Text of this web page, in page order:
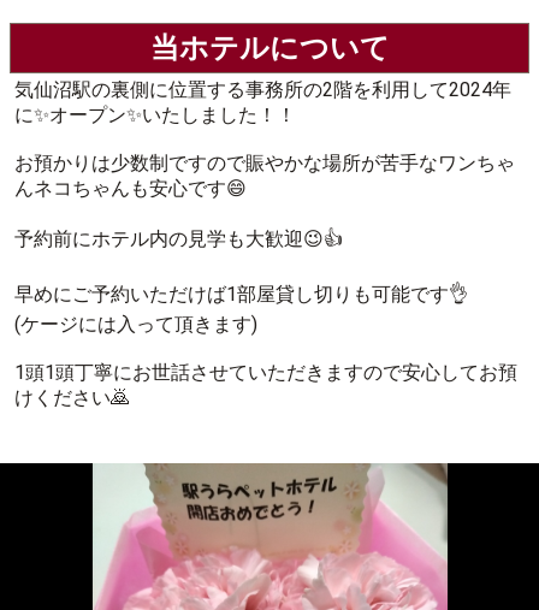
当ホテルについて
気仙沼駅の裏側に位置する事務所の2階を利用して2024年
に✨オープン✨いたしました！！
お預かりは少数制ですので賑やかな場所が苦手なワンちゃ
んネコちゃんも安心です😄
予約前にホテル内の見学も大歓迎😉👍️
早めにご予約いただけば1部屋貸し切りも可能です👌
(ケージには入って頂きます)
1頭1頭丁寧にお世話させていただきますので安心してお預
けください🙇